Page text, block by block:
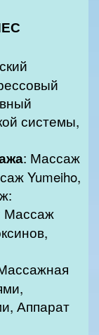
массажа: Массаж
Yumeiho,
Массаж